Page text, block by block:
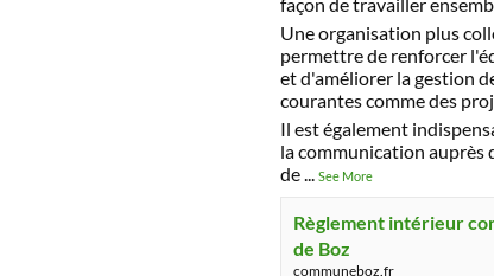
Une organisation plus
permettre de renforcer
et d'améliorer la gestion
courantes comme des
Il est également
la communication auprès
de... See More
Règlement intérieur
de Boz
communeboz.fr